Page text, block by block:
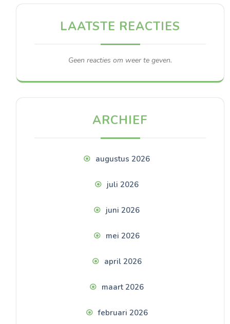
LAATSTE REACTIES
Geen reacties om weer te geven.
ARCHIEF
augustus 2026
juli 2026
juni 2026
mei 2026
april 2026
maart 2026
februari 2026